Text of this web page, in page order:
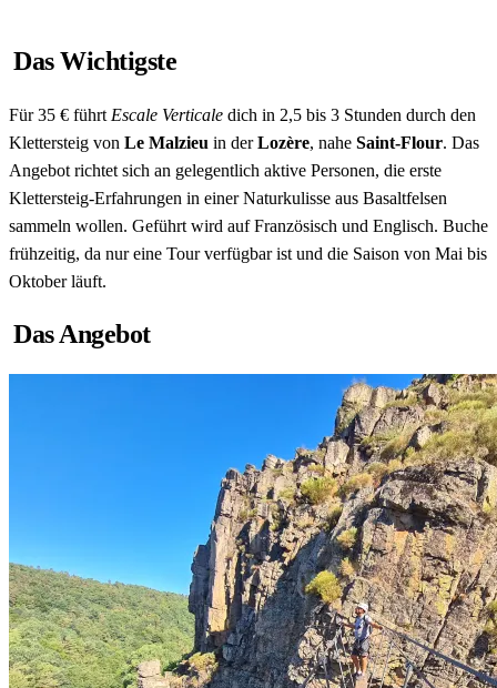
Das Wichtigste
Für 35 € führt Escale Verticale dich in 2,5 bis 3 Stunden durch den
Klettersteig von Le Malzieu in derLozère, nahe Saint-Flour. Das
Angebot richtet sich an gelegentlich aktive Personen, die erste
Klettersteig-Erfahrungen in einer Naturkulisse aus Basaltfelsen
sammeln wollen. Geführt wird auf Französisch und Englisch. Buche
frühzeitig, da nur eine Tour verfügbar ist und die Saison von Mai bis
Oktober läuft.
Das Angebot